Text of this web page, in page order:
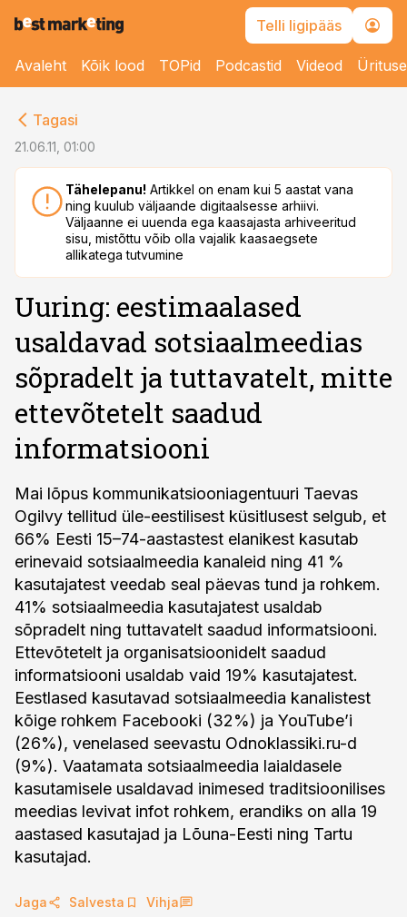
Telli ligipääs
Avaleht Kõik lood TOPid Podcastid Videod
Tagasi
21.06.11, 01:00
Tähelepanu! Artikkel on enam kui 5 aastat vana
ning kuulub väljaande digitaalsesse arhiivi.
Väljaanne ei uuenda ega kaasajasta arhiveeritud
sisu, mistõttu võib olla vajalik kaasaegsete
allikatega tutvumine
Uuring: eestimaalased
usaldavad sotsiaalmeedias
sõpradelt ja tuttavatelt, mitte
ettevõtetelt saadud
informatsiooni
Mai lõpus kommunikatsiooniagentuuri Taevas
Ogilvy tellitud üle-eestilisest küsitlusest selgub, et
66% Eesti 15–74-aastastest elanikest kasutab
erinevaid sotsiaalmeedia kanaleid ning 41 %
kasutajatest veedab seal päevas tund ja rohkem.
41% sotsiaalmeedia kasutajatest usaldab
sõpradelt ning tuttavatelt saadud informatsiooni.
Ettevõtetelt ja organisatsioonidelt saadud
informatsiooni usaldab vaid 19% kasutajatest.
Eestlased kasutavad sotsiaalmeedia kanalistest
kõige rohkem Facebooki (32%) ja YouTube’i
(26%), venelased seevastu Odnoklassiki.ru-d
(9%). Vaatamata sotsiaalmeedia laialdasele
kasutamisele usaldavad inimesed traditsioonilises
meedias levivat infot rohkem, erandiks on alla 19
aastased kasutajad ja Lõuna-Eesti ning Tartu
kasutajad.
Jaga Salvesta Vihja